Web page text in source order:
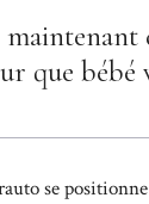
que bébé
se